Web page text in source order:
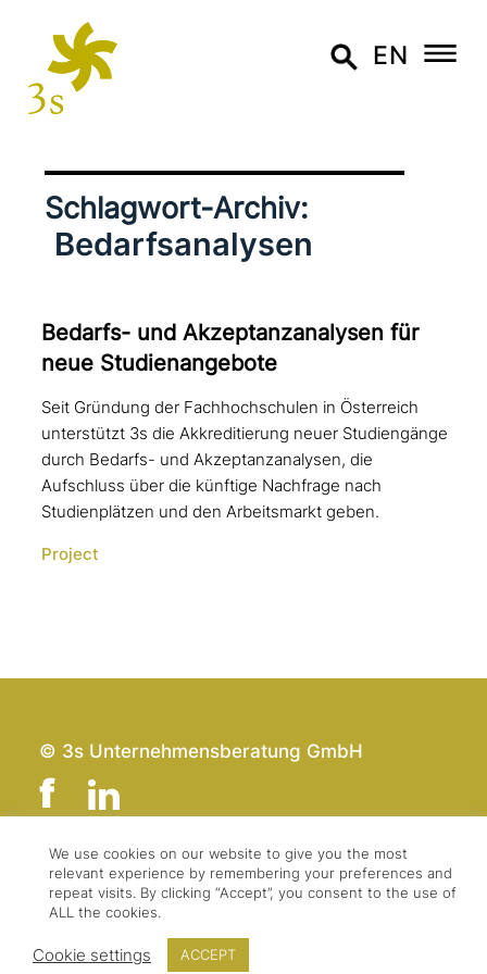
EN
Schlagwort-Archiv:
Bedarfsanalysen
Bedarfs- und Akzeptanzanalysen für
neue Studienangebote
Seit Gründung der Fachhochschulen in Österreich
unterstützt 3s die Akkreditierung neuer Studiengänge
durch Bedarfs- und Akzeptanzanalysen, die
Aufschluss über die künftige Nachfrage nach
Studienplätzen und den Arbeitsmarkt geben.
Project
© 3s Unternehmensberatung GmbH
Team
Kontakt
Impressum
We use cookies on our website to give you the most
relevant experience by remembering your preferences and
repeat visits. By clicking “Accept”, you consent to the use of
ALL the cookies.
Cookie settings ACCEPT